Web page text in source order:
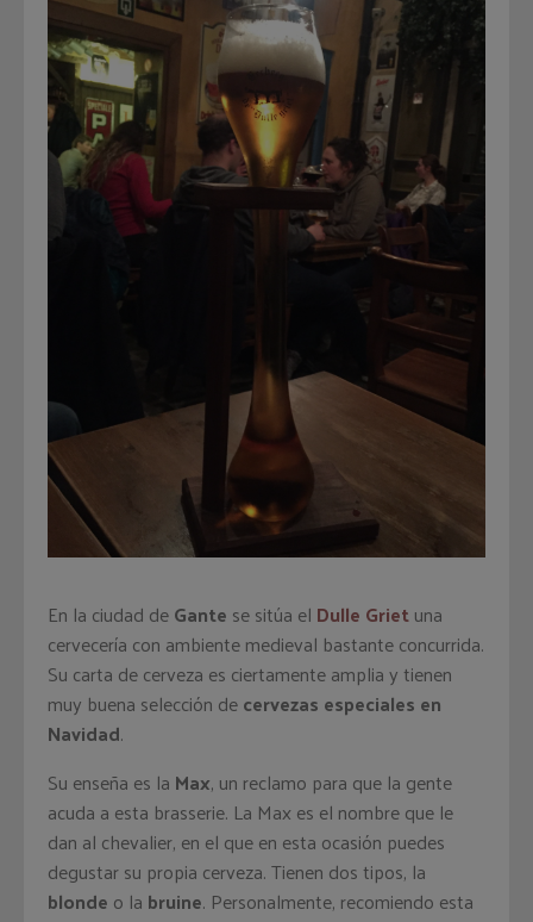
En la ciudad deGante se sitúa el Dulle Grietuna
cervecería con ambiente medieval bastante concurrida.
Su carta de cerveza es ciertamente amplia y tienen
muy buena selección decervezas especiales en
Navidad.
Su enseña es la Max, un reclamo para que la gente
acuda a esta brasserie. La Max es el nombre que le
dan al chevalier, en el que en esta ocasión puedes
degustar su propia cerveza. Tienen dos tipos, la
blonde o la bruine. Personalmente, recomiendo esta